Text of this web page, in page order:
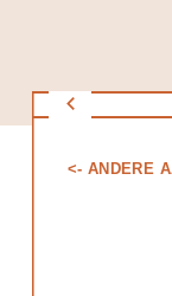
<- ANDERE